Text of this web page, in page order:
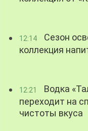
12:14
Сезон
коллекция
12:21
Водка
переходит на
чистоты вкуса